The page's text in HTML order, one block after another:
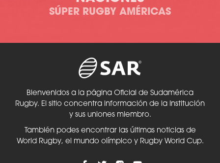
SÚPER RUGBY AMÉRICAS
Bienvenidos a la página Oficial de Sudamérica
Rugby. El sitio concentra información de la Institución
y sus uniones miembro.
También podes encontrar las últimas noticias de
World Rugby, el mundo olímpico y Rugby World Cup.